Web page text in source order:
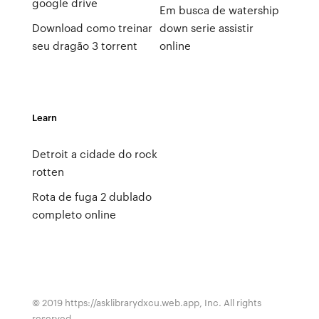
Download como treinar
seu dragão 3 torrent
Em busca de watership
down serie assistir
online
Learn
Detroit a cidade do rock
rotten
Rota de fuga 2 dublado
completo online
© 2019 https://asklibrarydxcu.web.app, Inc. All rights